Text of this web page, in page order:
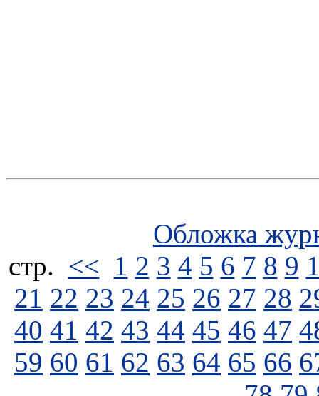
Обложка
стp. << 1 2 3 4 5 6 7 8 9
21 22 23 24 25 26 27 28
40 41 42 43 44 45 46 47
59 60 61 62 63 64 65 66